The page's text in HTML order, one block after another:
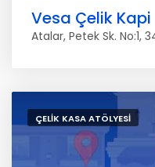
Vesa Çelik Kapi
Atalar, Petek Sk. No:1,
ÇELIK KASA ATÖLYESI